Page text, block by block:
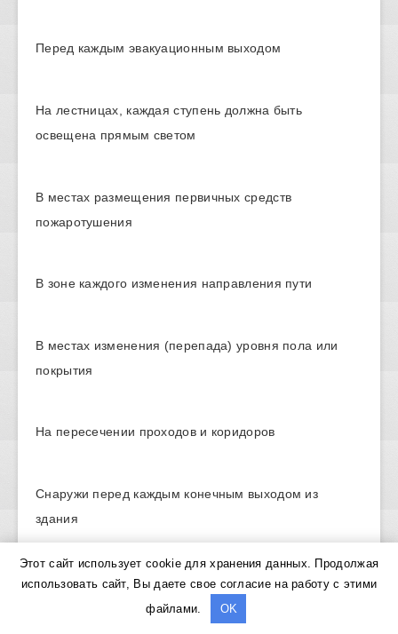
Перед каждым эвакуационным выходом
На лестницах, каждая ступень должна быть
освещена прямым светом
В местах размещения первичных средств
пожаротушения
В зоне каждого изменения направления пути
В местах изменения (перепада) уровня пола или
покрытия
На пересечении проходов и коридоров
Снаружи перед каждым конечным выходом из
здания
Виды и требования к
аварийному освещению по СП
52.13330 и ПУЭ
Этот сайт использует cookie для хранения данных. Продолжая
использовать сайт, Вы даете свое согласие на работу с этими
файлами.
OK